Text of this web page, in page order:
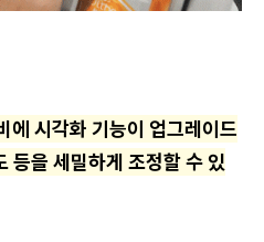
에 시각화 기능이 업그레이드
등을 세밀하게 조정할 수 있